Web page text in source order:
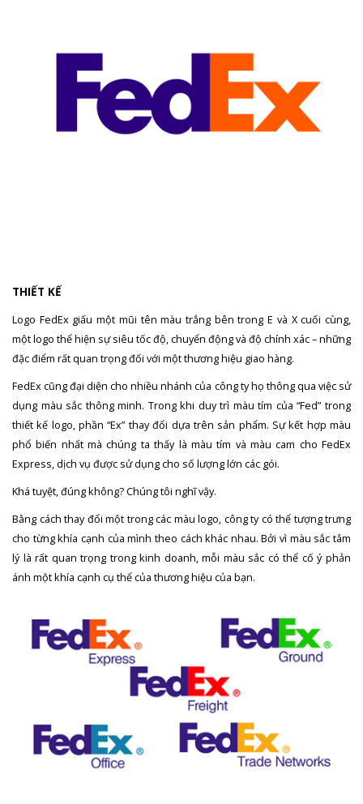
THIẾT KẾ
Logo FedEx giấu một mũi tên màu trắng bên trong E và X cuối cùng,
một logo thể hiện sự siêu tốc độ, chuyển động và độ chính xác – những
đặc điểm rất quan trọng đối với một thương hiệu giao hàng.
FedEx cũng đại diện cho nhiều nhánh của công ty họ thông qua việc sử
dụng màu sắc thông minh. Trong khi duy trì màu tím của “Fed” trong
thiết kế logo, phần “Ex” thay đổi dựa trên sản phẩm. Sự kết hợp màu
phổ biến nhất mà chúng ta thấy là màu tím và màu cam cho FedEx
Express, dịch vụ được sử dụng cho số lượng lớn các gói.
Khá tuyệt, đúng không? Chúng tôi nghĩ vậy.
Bằng cách thay đổi một trong các màu logo, công ty có thể tượng trưng
cho từng khía cạnh của mình theo cách khác nhau. Bởi vì màu sắc tâm
lý là rất quan trọng trong kinh doanh, mỗi màu sắc có thể cố ý phản
ánh một khía cạnh cụ thể của thương hiệu của bạn.